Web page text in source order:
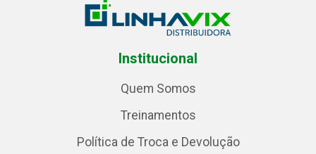
Institucional
Quem Somos
Treinamentos
Política de Troca e Devolução